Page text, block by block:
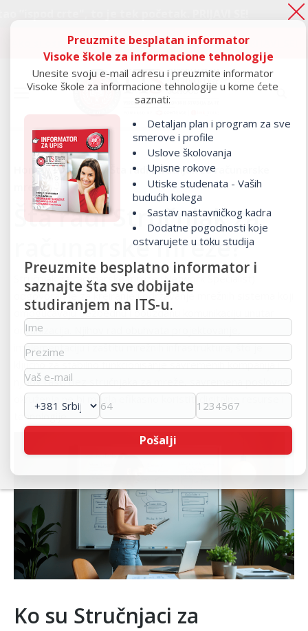
Ako
Ako si ostao “ispod crte", to je tek početak.PRIJAVI SE!
Home/Programi/ Šta radi Stručnjak za računarske
mreže?
Šta radi Stručnjak za
računarske mreže?
Stručnjak za računarske mreže (Network Specialist)
odgovoran je za kreiranje i održavanje mrežnih sistema koji
omogućavaju bezbednu i pouzdanu komunikaciju unutar
organizacija. Njihov rad obuhvata projektovanje,
implementaciju i zaštitu mrežnih infrastruktura, što je
ključno za stabilno funkcionisanje savremenih kompanija i
njihov rast. Bez stručnjaka za mreže, savremena poslovna
okruženja ne bi mogla efikasno koristiti digitalne resurse i
tehnologije.
Ko su Stručnjaci za
Preuzmite besplatan informator
Visoke škole za informacione tehnologije
Unesite svoju e-mail adresu i preuzmite informator
Visoke škole za informacione tehnologije u kome ćete
saznati:
Detaljan plan i program za sve
smerove i profile
Uslove školovanja
Upisne rokove
Utiske studenata - Vaših
budućih kolega
Sastav nastavničkog kadra
Dodatne pogodnosti koje
ostvarujete u toku studija
Preuzmite besplatno informator i
saznajte šta sve dobijate
studiranjem na ITS-u.